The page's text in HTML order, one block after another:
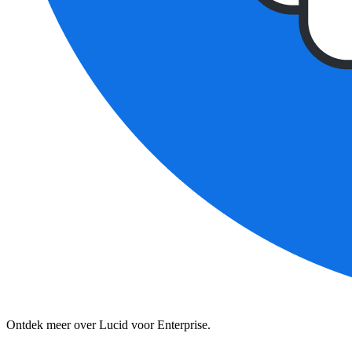
Ontdek meer over Lucid voor Enterprise.